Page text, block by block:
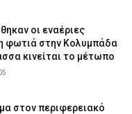
έξι θάνατοι στην
οι εναέριες
φωτιά στην Κολυμπάδα
κινείται το μέτωπο
στον περιφερειακό